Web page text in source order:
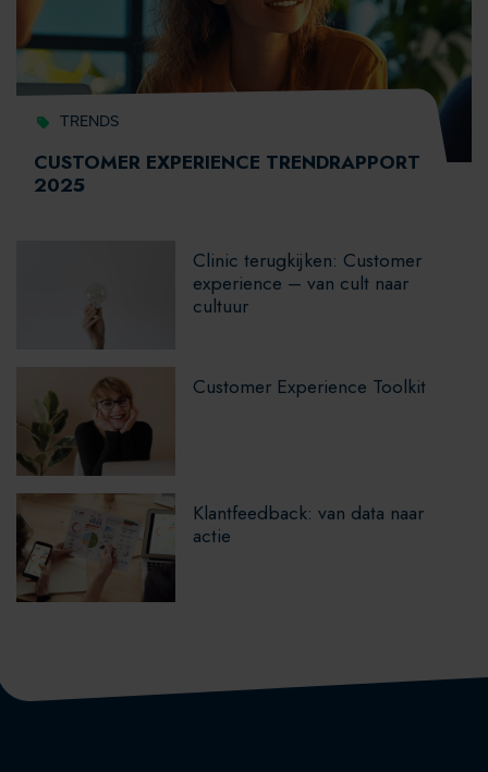
TRENDS
CUSTOMER EXPERIENCE TRENDRAPPORT
2025
Clinic terugkijken: Customer
experience – van cult naar
cultuur
Customer Experience Toolkit
Klantfeedback: van data naar
actie